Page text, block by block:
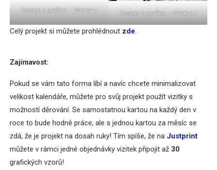
Design a grafika – Winky LI Design a grafika – Winky LI
Celý projekt si můžete prohlédnout zde.
Zajímavost:
Pokud se vám tato forma líbí a navíc chcete minimalizovat
velikost kalendáře, můžete pro svůj projekt použít vizitky s
možností děrování. Se samostatnou kartou na každý den v
roce to bude hodně práce, ale s jednou kartou za měsíc se
zdá, že je projekt na dosah ruky! Tím spíše, že na Justprint
můžete v rámci jedné objednávky vizitek připojit až 30
grafických vzorů!